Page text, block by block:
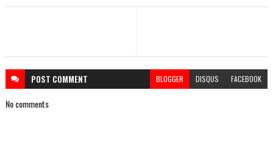
POST COMMENT BLOGGER DISQUS FACEBOOK
No comments